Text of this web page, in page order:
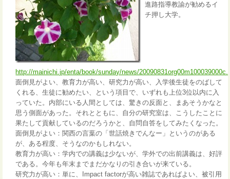
進路指導教諭が勧めるイ
チ押し大学。
http://mainichi.jp/enta/book/sunday/news/
面倒見がよい、教育力が高い、研究力が高い、入学後生徒をのばして
くれる、生徒に勧めたい、という項目で、いずれも上位3位以内に入
っていた。内部にいる人間としては、驚きの反面と、まあそうかなと
思う側面があった。それとともに、自分の研究室は、こうしたことに
果たして貢献しているのだろうかと、自問自答をしてみたくなった。
面倒見がよい：関西の言葉の「世話焼きでんなー」というのがある
が、ある程度、そうなのかもしれない。
教育力が高い：学内での講義は少ないが、学外での出前講義は、好評
である。今年も年末までまだかなりの引き合いが来ている。
研究力が高い：単に、Impact factorが高い雑誌であればよい、被引用